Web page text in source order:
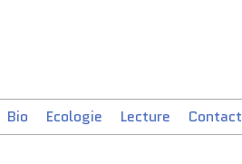
Bio Ecologie Lecture Contact